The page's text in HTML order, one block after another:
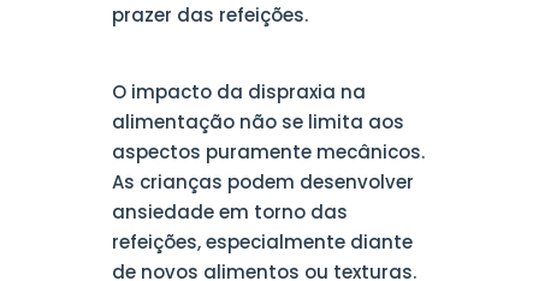
prazer das refeições.
O impacto da dispraxia na
alimentação não se limita aos
aspectos puramente mecânicos.
As crianças podem desenvolver
ansiedade em torno das
refeições, especialmente diante
de novos alimentos ou texturas.